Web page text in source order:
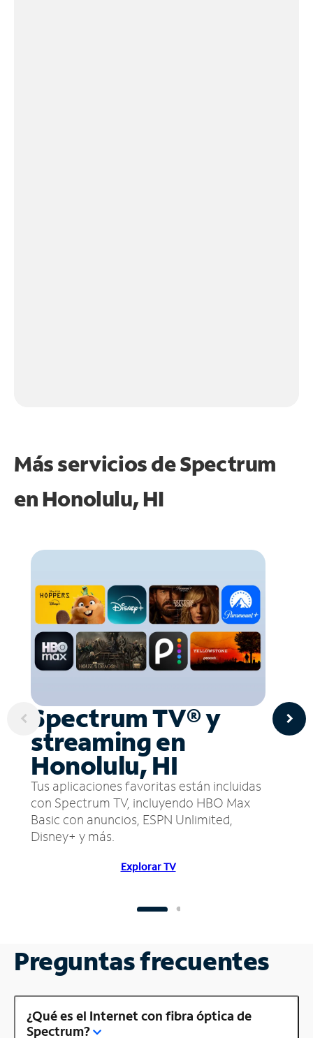
Más servicios de Spectrum
en Honolulu, HI
Spectrum TV® y
streaming en
Honolulu, HI
Tus aplicaciones favoritas están incluidas
con Spectrum TV, incluyendo HBO Max
Basic con anuncios, ESPN Unlimited,
Disney+ y más.
Explorar TV
Preguntas frecuentes
¿Qué es el Internet con fibra óptica de
Spectrum?